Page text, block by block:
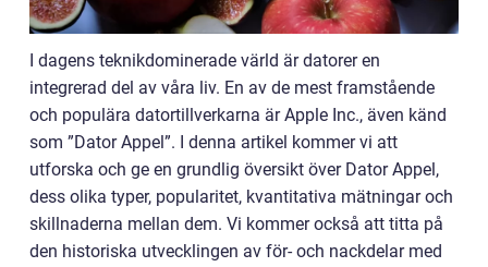
I dagens teknikdominerade värld är datorer en
integrerad del av våra liv. En av de mest framstående
och populära datortillverkarna är Apple Inc., även känd
som ”Dator Appel”. I denna artikel kommer vi att
utforska och ge en grundlig översikt över Dator Appel,
dess olika typer, popularitet, kvantitativa mätningar och
skillnaderna mellan dem. Vi kommer också att titta på
den historiska utvecklingen av för- och nackdelar med